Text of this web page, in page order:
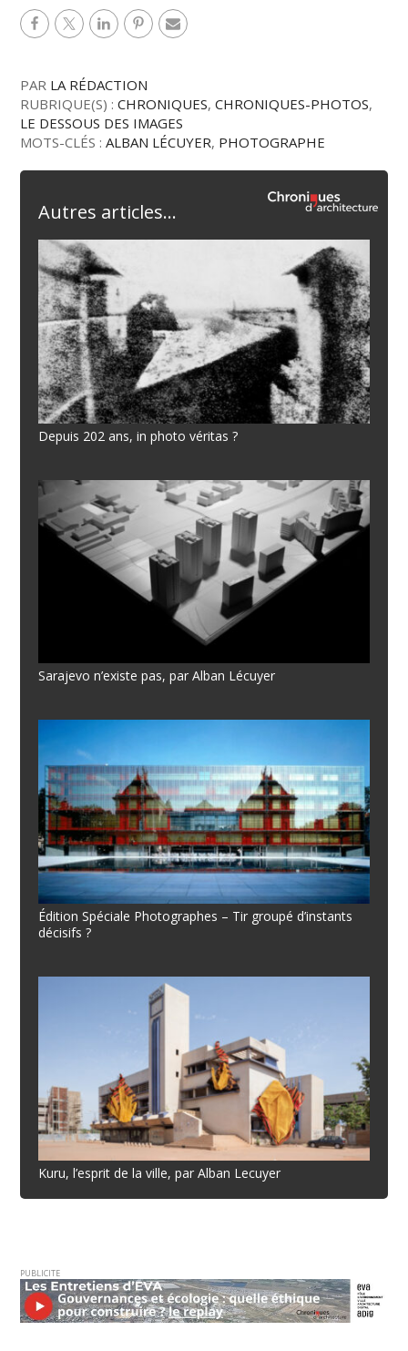
PAR LA RÉDACTION
RUBRIQUE(S) :CHRONIQUES,CHRONIQUES-PHOTOS,
LE DESSOUS DES IMAGES
MOTS-CLÉS :ALBAN LÉCUYER, PHOTOGRAPHE
Autres articles...
Depuis 202 ans, in photo véritas ?
Sarajevo n’existe pas, par Alban Lécuyer
Édition Spéciale Photographes – Tir groupé d’instants
décisifs ?
Kuru, l’esprit de la ville, par Alban Lecuyer
PUBLICITE